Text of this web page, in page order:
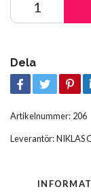
Dela
Artikelnummer: 206
Leverantör:NIKLAS